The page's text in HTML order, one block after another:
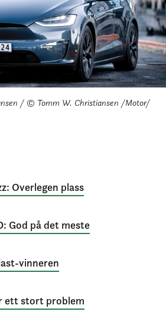
/ © Tomm W. Christiansen /Motor/
Overlegen plass
God på det meste
vinneren
ett stort problem